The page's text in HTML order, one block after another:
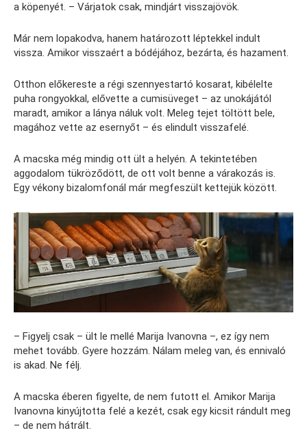
a köpenyét. – Várjatok csak, mindjárt visszajövök.
Már nem lopakodva, hanem határozott léptekkel indult
vissza. Amikor visszaért a bódéjához, bezárta, és hazament.
Otthon előkereste a régi szennyestartó kosarat, kibélelte
puha rongyokkal, elővette a cumisüveget – az unokájától
maradt, amikor a lánya náluk volt. Meleg tejet töltött bele,
magához vette az esernyőt – és elindult visszafelé.
A macska még mindig ott ült a helyén. A tekintetében
aggodalom tükröződött, de ott volt benne a várakozás is.
Egy vékony bizalomfonál már megfeszült kettejük között.
– Figyelj csak – ült le mellé Marija Ivanovna –, ez így nem
mehet tovább. Gyere hozzám. Nálam meleg van, és ennivaló
is akad. Ne félj.
A macska éberen figyelte, de nem futott el. Amikor Marija
Ivanovna kinyújtotta felé a kezét, csak egy kicsit rándult meg
– de nem hátrált.